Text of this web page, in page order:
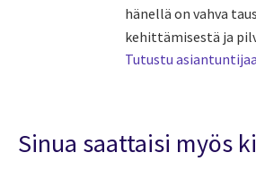
hänellä on vahva
kehittämisestä ja
Tutustu
Sinua saattaisi myös